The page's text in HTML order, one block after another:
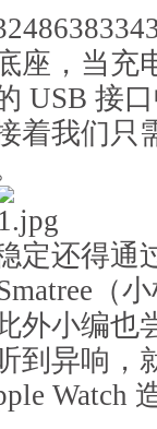
，当充
USB 接
着我们只
还得通
（
外小编也
到异响，
Watch